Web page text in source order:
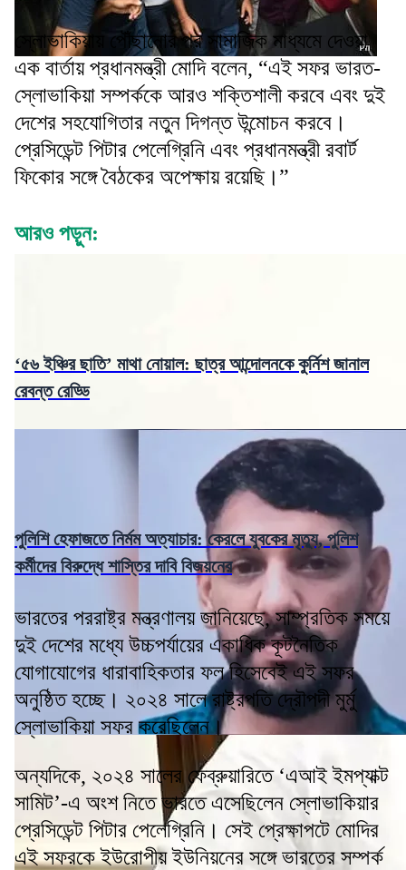
স্লোভাকিয়ায় পৌঁছানোর পর সামাজিক মাধ্যমে দেওয়া
এক বার্তায় প্রধানমন্ত্রী মোদি বলেন, “এই সফর ভারত-
স্লোভাকিয়া সম্পর্ককে আরও শক্তিশালী করবে এবং দুই
দেশের সহযোগিতার নতুন দিগন্ত উন্মোচন করবে।
প্রেসিডেন্ট পিটার পেলেগ্রিনি এবং প্রধানমন্ত্রী রবার্ট
ফিকোর সঙ্গে বৈঠকের অপেক্ষায় রয়েছি।”
আরও পড়ুন:
‘৫৬ ইঞ্চির ছাতি’ মাথা নোয়াল: ছাত্র আন্দোলনকে কুর্নিশ জানাল
রেবন্ত রেড্ডি
পুলিশি হেফাজতে নির্মম অত্যাচার: কেরলে যুবকের মৃত্যু, পুলিশ
কর্মীদের বিরুদ্ধে শাস্তির দাবি বিজয়নের
ভারতের পররাষ্ট্র মন্ত্রণালয় জানিয়েছে, সাম্প্রতিক সময়ে
দুই দেশের মধ্যে উচ্চপর্যায়ের একাধিক কূটনৈতিক
যোগাযোগের ধারাবাহিকতার ফল হিসেবেই এই সফর
অনুষ্ঠিত হচ্ছে। ২০২৪ সালে রাষ্ট্রপতি দ্রৌপদী মুর্মু
স্লোভাকিয়া সফর করেছিলেন।
অন্যদিকে, ২০২৪ সালের ফেব্রুয়ারিতে ‘এআই ইমপ্যাক্ট
সামিট’-এ অংশ নিতে ভারতে এসেছিলেন স্লোভাকিয়ার
প্রেসিডেন্ট পিটার পেলেগ্রিনি। সেই প্রেক্ষাপটে মোদির
এই সফরকে ইউরোপীয় ইউনিয়নের সঙ্গে ভারতের সম্পর্ক